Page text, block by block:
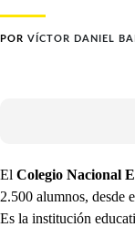
POR VÍCTOR DANIEL
El Colegio Nacional
2.500 alumnos, desde
Es la institución